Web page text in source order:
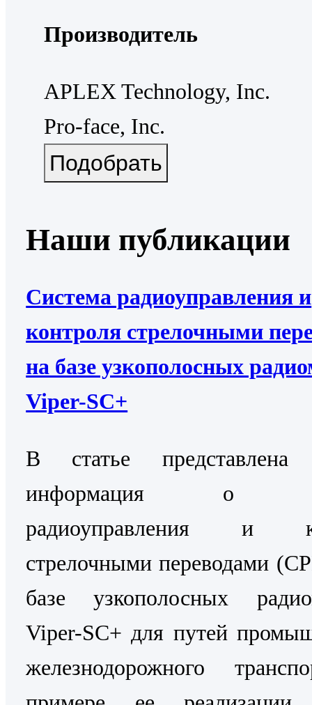
Производитель
APLEX Technology, Inc.
Pro-face, Inc.
Наши публикации
Система радиоуправления и
контроля стрелочными
на базе узкополосных
Viper-SC+
В статье представлена
информация о
радиоуправления и
стрелочными переводами
базе узкополосных
Viper-SC+ для путей
железнодорожного